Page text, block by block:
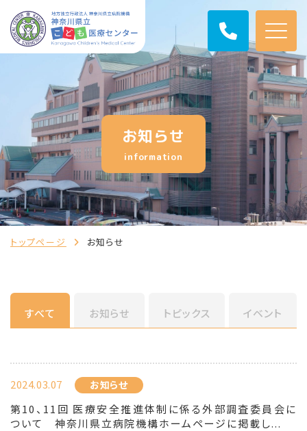
お知らせ
information
トップページ お知らせ
すべて お知らせ トピックス イベント
2024.03.07 お知らせ
第10、11回 医療安全推進体制に係る外部調査委員会に
ついて 神奈川県立病院機構ホームページに掲載し...